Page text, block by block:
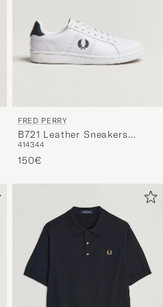
FRED PERRY
B721 Leather Sneakers
White/Navy
414344
150€